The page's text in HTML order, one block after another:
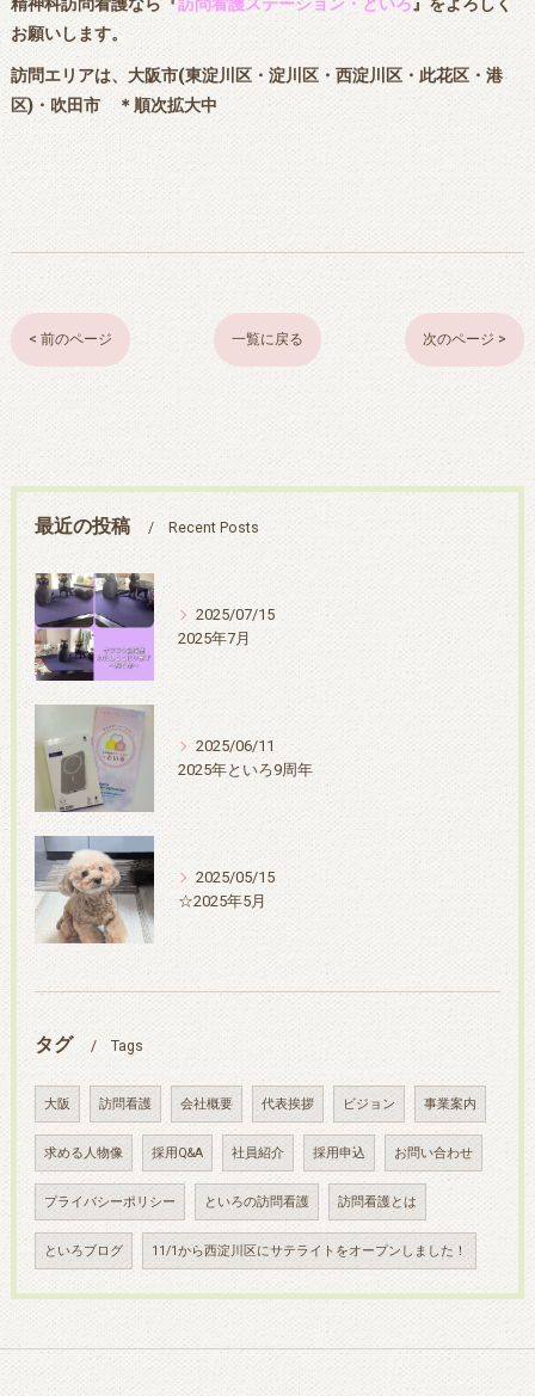
お願いします。
訪問エリアは、大阪市(東淀川区・淀川区・西淀川区・此花区・港
区)・吹田市 ＊順次拡大中
< 前のページ 一覧に戻る 次のページ >
最近の投稿 Recent Posts
2025/07/15
2025年7月
2025/06/11
2025年といろ9周年
2025/05/15
☆2025年5月
タグ Tags
大阪 訪問看護 会社概要 代表挨拶 ビジョン 事業案内
求める人物像 採用Q&A 社員紹介 採用申込 お問い合わせ
プライバシーポリシー といろの訪問看護 訪問看護とは
といろブログ 11/1から西淀川区にサテライトをオープンしました！